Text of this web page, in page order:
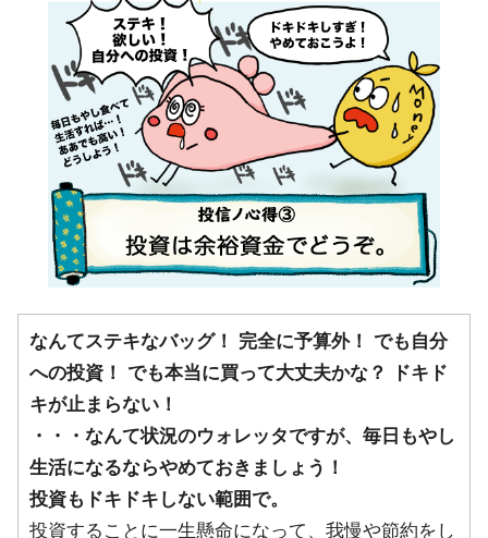
なんてステキなバッグ！ 完全に予算外！ でも自分
への投資！ でも本当に買って大丈夫かな？ ドキド
キが止まらない！
・・・なんて状況のウォレッタですが、毎日もやし
生活になるならやめておきましょう！
投資もドキドキしない範囲で。
投資することに一生懸命になって、我慢や節約をし